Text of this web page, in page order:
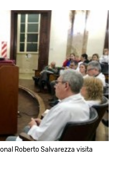
Roberto Salvarezza visita